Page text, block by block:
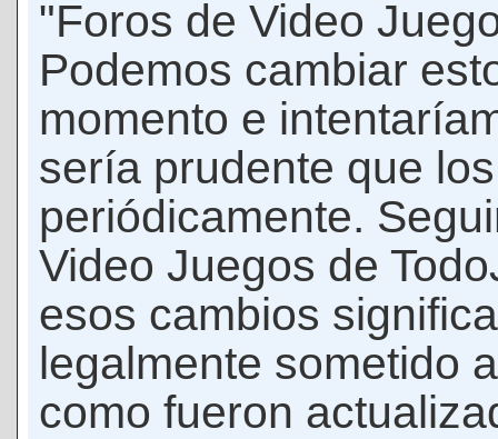
"Foros de Video
Podemos cambiar
momento e
sería prudente que
periódicamente.
Video Juegos de
esos cambios
legalmente sometido
como fueron